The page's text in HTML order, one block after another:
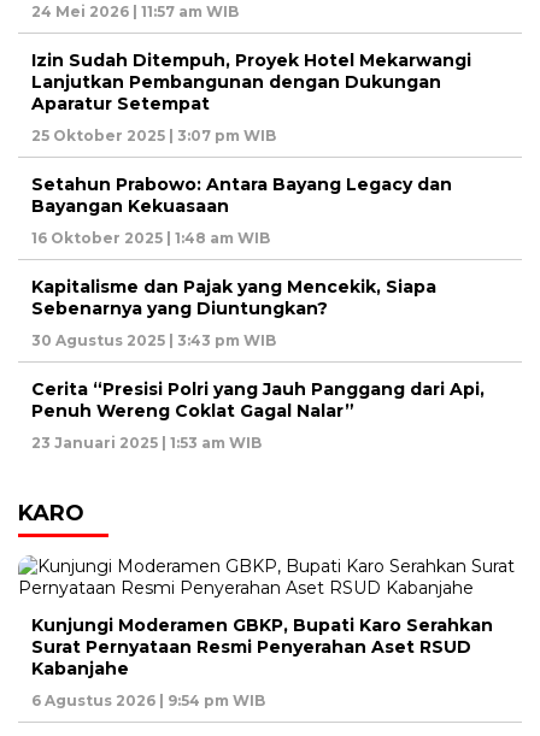
24 Mei 2026 | 11:57 am WIB
Izin Sudah Ditempuh, Proyek Hotel Mekarwangi
Lanjutkan Pembangunan dengan Dukungan
Aparatur Setempat
25 Oktober 2025 | 3:07 pm WIB
Setahun Prabowo: Antara Bayang Legacy dan
Bayangan Kekuasaan
16 Oktober 2025 | 1:48 am WIB
Kapitalisme dan Pajak yang Mencekik, Siapa
Sebenarnya yang Diuntungkan?
30 Agustus 2025 | 3:43 pm WIB
Cerita “Presisi Polri yang Jauh Panggang dari Api,
Penuh Wereng Coklat Gagal Nalar”
23 Januari 2025 | 1:53 am WIB
KARO
Kunjungi Moderamen GBKP, Bupati Karo Serahkan
Surat Pernyataan Resmi Penyerahan Aset RSUD
Kabanjahe
6 Agustus 2026 | 9:54 pm WIB